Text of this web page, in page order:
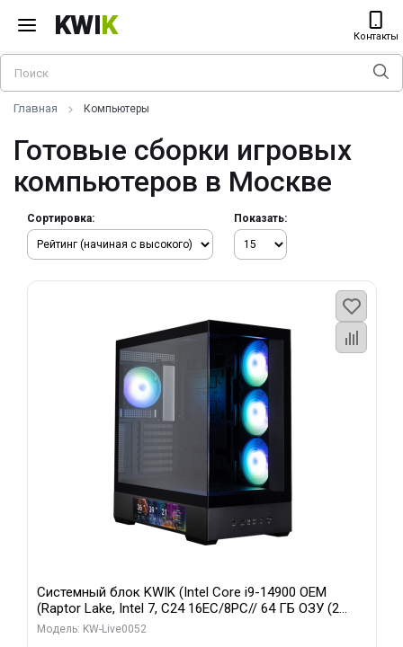
KWIK Контакты
Главная Компьютеры
Готовые сборки игровых
компьютеров в Москве
Сортировка: Показать:
Системный блок KWIK (Intel Core i9-14900 OEM
(Raptor Lake, Intel 7, C24 16EC/8PC// 64 ГБ ОЗУ (2
модуля)/ Palit RTX5080 GAMINGPRO OC 16GB GDDR7
Модель: KW-Live0052